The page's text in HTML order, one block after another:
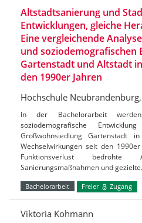
Altstadtsanierung und
Entwicklungen, gleiche
Eine vergleichende
und soziodemografischen
Gartenstadt und Altstadt
den 1990er Jahren
Hochschule
In der Bachelorarbeit
soziodemografische
Großwohnsiedlung Gartenstadt
Wechselwirkungen seit den
Funktionsverlust
Sanierungsmaßnahmen und
Bachelorarbeit Freier Zugang
Viktoria Kohmann